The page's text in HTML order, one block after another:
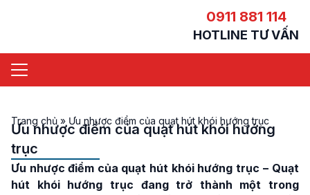
0911 881 114
HOTLINE TƯ VẤN
Trang chủ » Ưu nhược điểm của quạt hút khói hướng trục
Ưu nhược điểm của quạt hút khói hướng
trục
Ưu nhược điểm của quạt hút khói hướng trục – Quạt
hút khói hướng trục đang trở thành một trong